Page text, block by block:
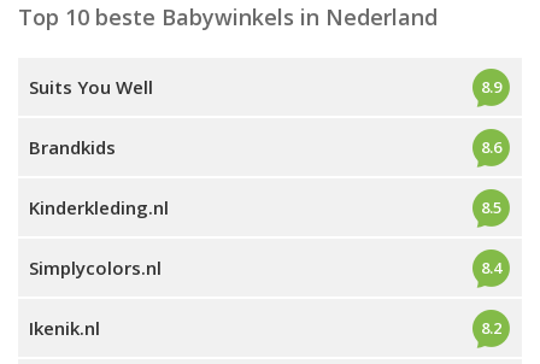
Top 10 beste Babywinkels in Nederland
Suits You Well 8.9
Brandkids 8.6
Kinderkleding.nl 8.5
Simplycolors.nl 8.4
Ikenik.nl 8.2